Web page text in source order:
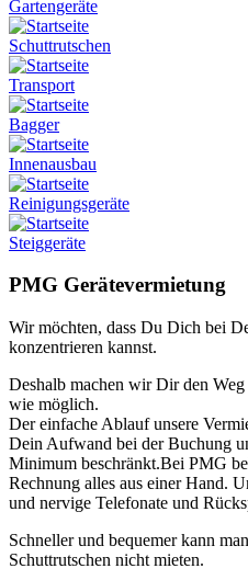
Gartengeräte
Schuttrutschen
Transport
Bagger
Innenausbau
Reinigungsgeräte
Steiggeräte
PMG Gerätevermietung
Wir möchten, dass Du Dich bei
konzentrieren kannst.
Deshalb machen wir Dir den
wie möglich.
Der einfache Ablauf unsere
Dein Aufwand bei der Buchung
Minimum beschränkt.Bei PMG
Rechnung alles aus einer Hand.
und nervige Telefonate und
Schneller und bequemer kann
Schuttrutschen nicht mieten.